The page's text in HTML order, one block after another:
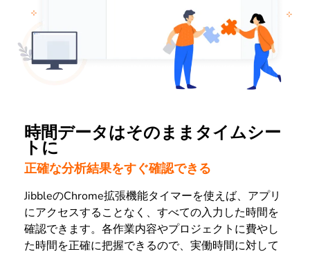
時間データはそのままタイムシー
トに
正確な分析結果をすぐ確認できる
JibbleのChrome拡張機能タイマーを使えば、アプリ
にアクセスすることなく、すべての入力した時間を
確認できます。各作業内容やプロジェクトに費やし
た時間を正確に把握できるので、実働時間に対して